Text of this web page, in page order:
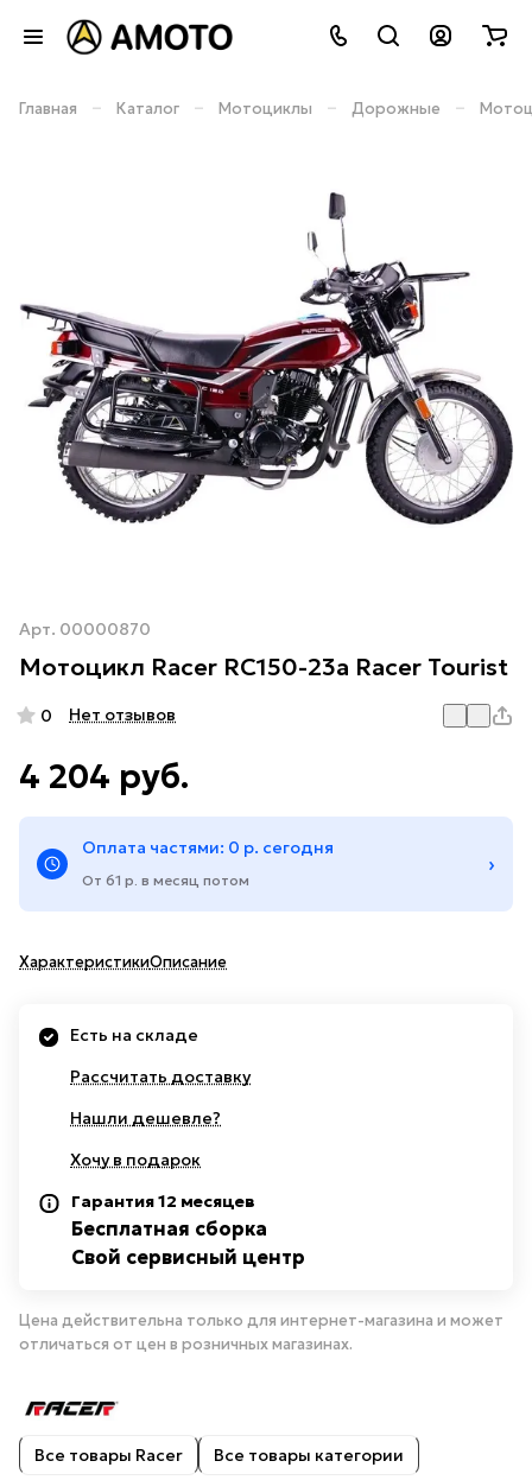
Главная – Каталог – Мотоциклы – Дорожные –
Арт. 00000870
Мотоцикл Racer RC150-23a Racer Tourist
0 Нет отзывов
4 204 руб.
Оплата частями: 0 р. сегодня
От 61 р. в месяц потом
›
ХарактеристикиОписание
Есть на складе
Рассчитать доставку
Нашли дешевле?
Хочу в подарок
Гарантия 12 месяцев
Бесплатная сборка
Свой сервисный центр
Цена действительна только для интернет-магазина и может
отличаться от цен в розничных магазинах.
Все товары Racer Все товары категории